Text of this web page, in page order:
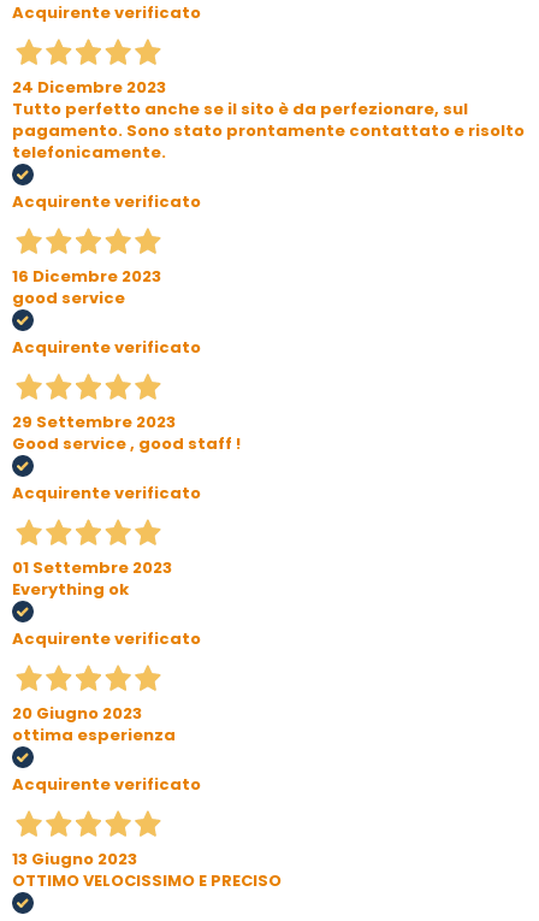
Acquirente verificato
24 Dicembre 2023
Tutto perfetto anche se il sito è da perfezionare, sul
pagamento. Sono stato prontamente contattato e risolto
telefonicamente.
Acquirente verificato
16 Dicembre 2023
good service
Acquirente verificato
29 Settembre 2023
Good service , good staff !
Acquirente verificato
01 Settembre 2023
Everything ok
Acquirente verificato
20 Giugno 2023
ottima esperienza
Acquirente verificato
13 Giugno 2023
OTTIMO VELOCISSIMO E PRECISO